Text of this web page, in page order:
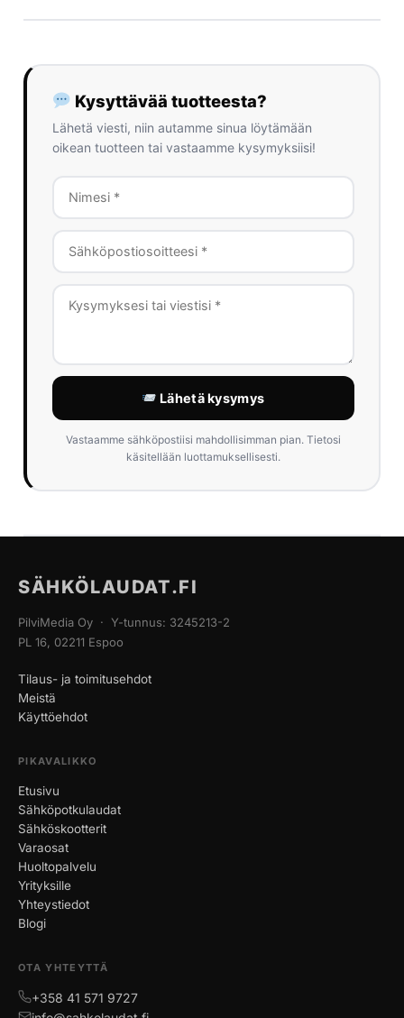
Kysyttävää tuotteesta?
Lähetä viesti, niin autamme sinua löytämään
oikean tuotteen tai vastaamme kysymyksiisi!
Lähetä kysymys
Vastaamme sähköpostiisi mahdollisimman pian. Tietosi
käsitellään luottamuksellisesti.
SÄHKÖLAUDAT.FI
PilviMedia Oy · Y-tunnus: 3245213-2
PL 16, 02211 Espoo
Tilaus- ja toimitusehdot
Meistä
Käyttöehdot
PIKAVALIKKO
Etusivu
Sähköpotkulaudat
Sähköskootterit
Varaosat
Huoltopalvelu
Yrityksille
Yhteystiedot
Blogi
OTA YHTEYTTÄ
+358 41 571 9727